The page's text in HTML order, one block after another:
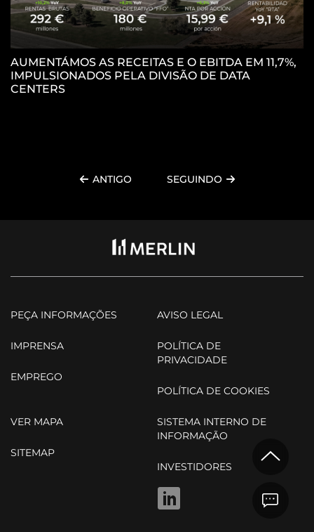
AUMENTÁMOS AS RECEITAS E O EBITDA EM 11,7%,
IMPULSIONADOS PELA DIVISÃO DE DATA
CENTERS
ANTIGO SEGUINDO
PEÇA INFORMAÇÕES
IMPRENSA
EMPREGO
AVISO LEGAL
POLÍTICA DE
PRIVACIDADE
POLÍTICA DE COOKIES
VER MAPA
SITEMAP
SISTEMA INTERNO DE
INFORMAÇÃO
INVESTIDORES
LINKEDIN